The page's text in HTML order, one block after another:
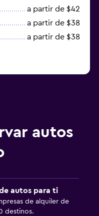
a partir de $42
a partir de $38
a partir de $38
autos
autos para ti
de alquiler de
destinos.